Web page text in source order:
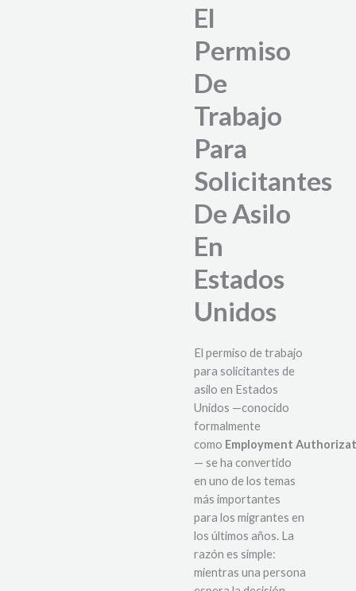
El
Permiso
De
Trabajo
Para
Solicitantes
De Asilo
En
Estados
Unidos
El permiso de trabajo
para solicitantes de
asilo en Estados
Unidos —conocido
formalmente
como Employment
— se ha convertido
en uno de los temas
más importantes
para los migrantes en
los últimos años. La
razón es simple:
mientras una persona